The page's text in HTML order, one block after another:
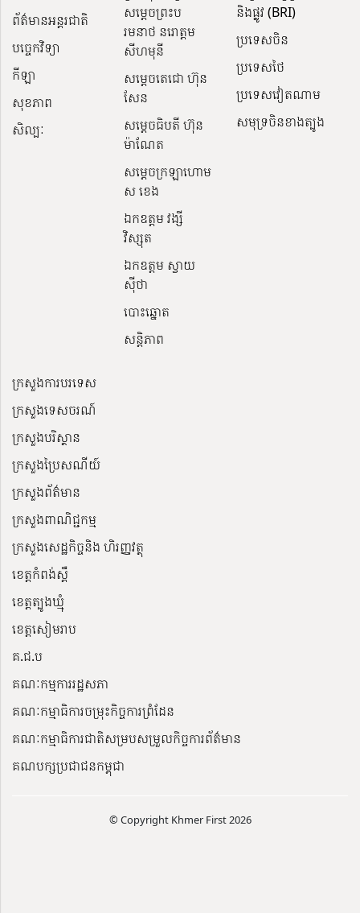
ព័ត៌មានអន្តរជាតិ
បច្ចេកវិទ្យា
កីឡា
សុខភាព
សិល្បៈ
សម្តេចព្រះប
រមនាថ នរោត្តម
សីហមុនី
សម្តេចតេជោ ហ៊ុន
សែន
សម្ដេចធិបតី ហ៊ុន
ម៉ាណែត
សម្ដេចក្រឡាហោម
ស ខេង
ឯកឧត្តម វង្សី
វិស្សុត
ឯកឧត្តម ស្វាយ
ស៊ីថា
បោះឆ្នោត
សន្តិភាព
និងផ្លូវ (BRI)
ប្រទេសចិន
ប្រទេសថៃ
ប្រទេសវៀតណាម
សមុទ្រចិនខាងត្បូង
ក្រសួងការបរទេស
ក្រសួងទេសចរណ៍
ក្រសួងបរិស្ថាន
ក្រសួងប្រៃសណីយ៍
ក្រសួងព័ត៌មាន
ក្រសួងពាណិជ្ជកម្ម
ក្រសួងសេដ្ឋកិច្ចនិង ហិរញ្ញវត្ថុ
ខេត្តកំពង់ស្ពឺ
ខេត្តត្បូងឃ្មុំ
ខេត្តសៀមរាប
គ.ជ.ប
គណៈកម្មការរដ្ឋសភា
គណៈកម្មាធិការចម្រុះកិច្ចការព្រំដែន
គណៈកម្មាធិការជាតិសម្របសម្រួលកិច្ចការព័ត៌មាន
គណបក្សប្រជាជនកម្ពុជា
© Copyright Khmer First 2026